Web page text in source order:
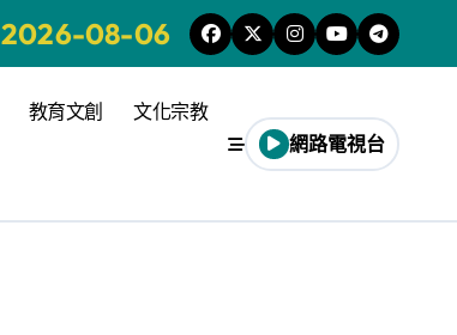
2026-08-06
教育文創 文化宗教
網路電視台